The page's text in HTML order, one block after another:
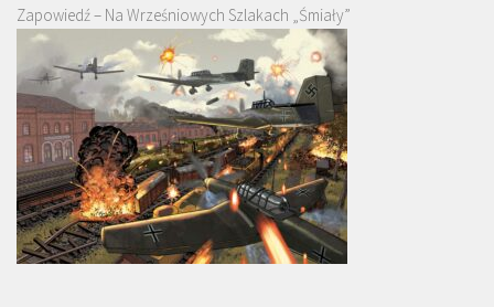
Zapowiedź – Na Wrześniowych Szlakach „Śmiały”